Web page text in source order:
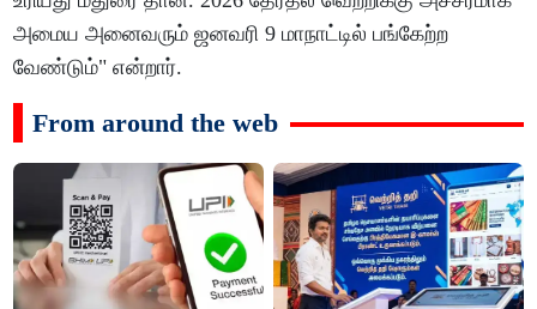
அமைய அனைவரும் ஜனவரி 9 மாநாட்டில் பங்கேற்ற
வேண்டும்" என்றார்.
From around the web